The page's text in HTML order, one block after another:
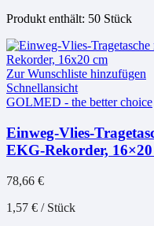
Produkt enthält: 50 Stück
Zur Wunschliste hinzufügen
Schnellansicht
GOLMED - the better choice
Einweg-Vlies-
EKG-Rekorder, 16×20
78,66 €
1,57 € / Stück